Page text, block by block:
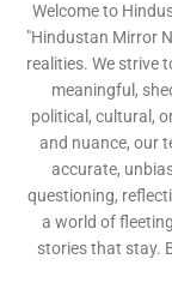
Welcome to
"Hindustan Mirror
realities. We strive
meaningful,
political, cultural,
and nuance, our
accurate,
questioning,
a world of
stories that stay.